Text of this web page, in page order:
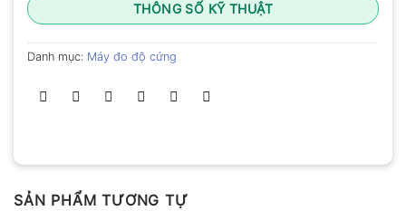
THÔNG SỐ KỸ THUẬT
Danh mục: Máy đo độ cứng
SẢN PHẨM TƯƠNG TỰ